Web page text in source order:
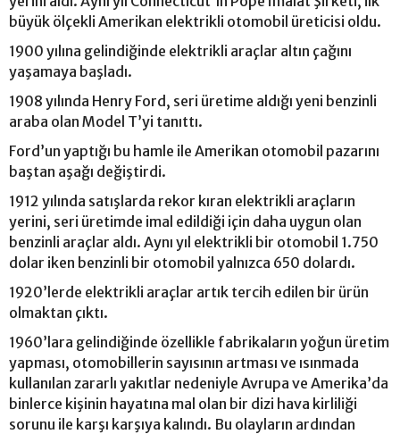
büyük ölçekli Amerikan elektrikli otomobil üreticisi oldu.
1900 yılına gelindiğinde elektrikli araçlar altın çağını
yaşamaya başladı.
1908 yılında Henry Ford, seri üretime aldığı yeni benzinli
araba olan Model T’yi tanıttı.
Ford’un yaptığı bu hamle ile Amerikan otomobil pazarını
baştan aşağı değiştirdi.
1912 yılında satışlarda rekor kıran elektrikli araçların
yerini, seri üretimde imal edildiği için daha uygun olan
benzinli araçlar aldı. Aynı yıl elektrikli bir otomobil 1.750
dolar iken benzinli bir otomobil yalnızca 650 dolardı.
1920’lerde elektrikli araçlar artık tercih edilen bir ürün
olmaktan çıktı.
1960’lara gelindiğinde özellikle fabrikaların yoğun üretim
yapması, otomobillerin sayısının artması ve ısınmada
kullanılan zararlı yakıtlar nedeniyle Avrupa ve Amerika’da
binlerce kişinin hayatına mal olan bir dizi hava kirliliği
sorunu ile karşı karşıya kalındı. Bu olayların ardından